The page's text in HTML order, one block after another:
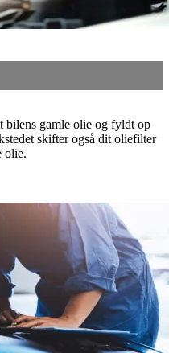
gamle olie og fyldt op
skifter også dit oliefilter
olie.